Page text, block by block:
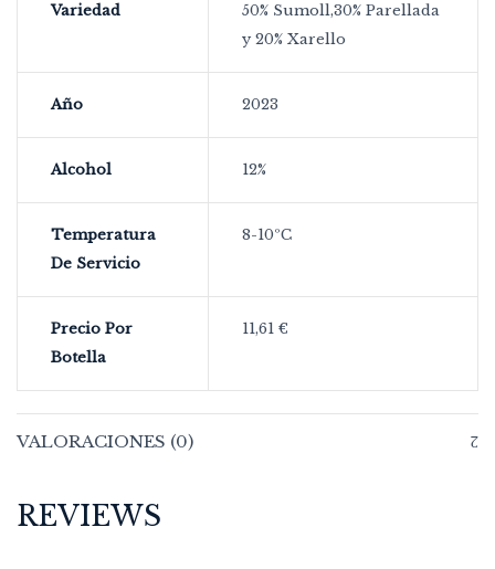
Variedad
50% Sumoll,30% Parellada
y 20% Xarello
Año 2023
Alcohol 12%
Temperatura
De Servicio
8-10ºC
Precio Por
Botella
11,61 €
VALORACIONES (0)
REVIEWS